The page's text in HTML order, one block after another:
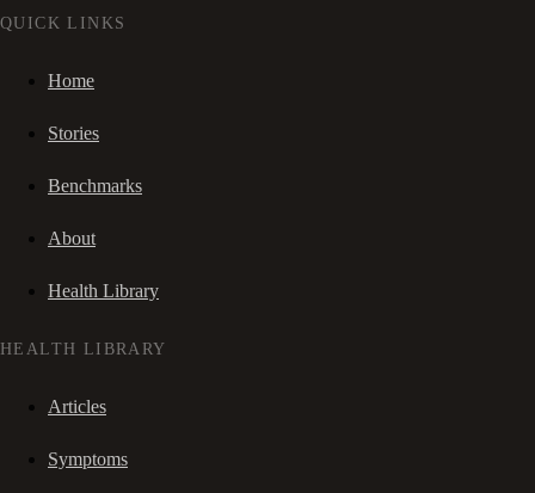
QUICK LINKS
Home
Stories
Benchmarks
About
Health Library
HEALTH LIBRARY
Articles
Symptoms